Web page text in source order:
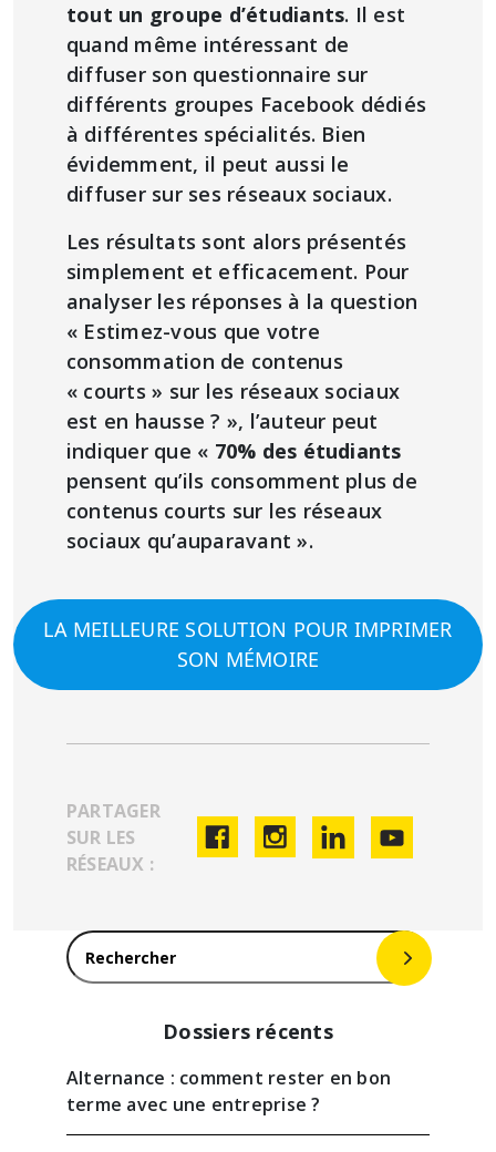
tout un groupe d’étudiants. Il est
quand même intéressant de
diffuser son questionnaire sur
différents groupes Facebook dédiés
à différentes spécialités. Bien
évidemment, il peut aussi le
diffuser sur ses réseaux sociaux.
Les résultats sont alors présentés
simplement et efficacement. Pour
analyser les réponses à la question
« Estimez-vous que votre
consommation de contenus
« courts » sur les réseaux sociaux
est en hausse ? », l’auteur peut
indiquer que « 70% des étudiants
pensent qu’ils consomment plus de
contenus courts sur les réseaux
sociaux qu’auparavant ».
LA MEILLEURE SOLUTION POUR IMPRIMER
SON MÉMOIRE
PARTAGER
SUR LES
RÉSEAUX :
Rechercher :
Dossiers récents
Alternance : comment rester en bon
terme avec une entreprise ?